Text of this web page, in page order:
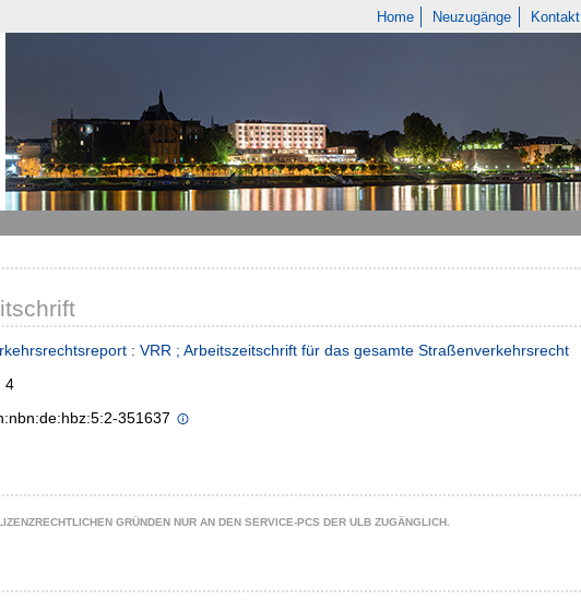
Home Neuzugänge Kontakt
: VRR ; Arbeitszeitschrift für das gesamte Straßenverkehrsrecht
4
351637
GRÜNDEN NUR AN DEN SERVICE-PCS DER ULB ZUGÄNGLICH.